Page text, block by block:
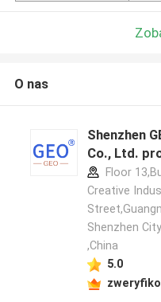
O nas
Shenzhen
Co., Ltd.
Floor
Creative
Shenzhen
,China
5.0